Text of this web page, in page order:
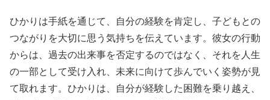
ひかりは手紙を通じて、自分の経験を肯定し、子どもとの
つながりを大切に思う気持ちを伝えています。彼女の行動
からは、過去の出来事を否定するのではなく、それを人生
の一部として受け入れ、未来に向けて歩んでいく姿勢が見
て取れます。ひかりは、自分が経験した困難を乗り越え、